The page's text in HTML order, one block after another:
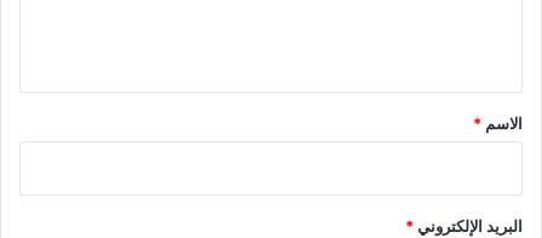
*
الاسم *
البريد الإلكتروني*